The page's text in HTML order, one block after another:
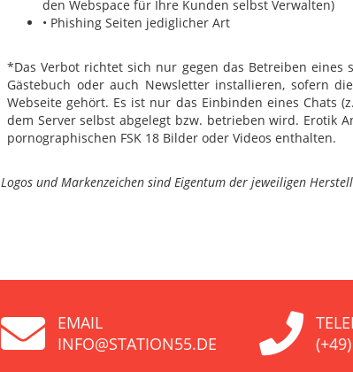
den Webspace für Ihre Kunden selbst Verwalten)
• Phishing Seiten jediglicher Art
*Das Verbot richtet sich nur gegen das Betreiben eines
Gästebuch oder auch Newsletter installieren, sofern
Webseite gehört. Es ist nur das Einbinden eines Chats
dem Server selbst abgelegt bzw. betrieben wird. Erotik
pornographischen FSK 18 Bilder oder Videos enthalten.
Logos und Markenzeichen sind Eigentum der jeweiligen
EMAIL
INFO@STATION55.DE